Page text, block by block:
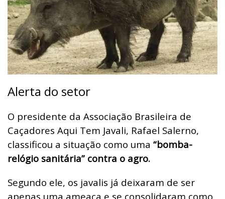
Alerta do setor
O presidente da Associação Brasileira de
Caçadores Aqui Tem Javali, Rafael Salerno,
classificou a situação como uma “bomba-
relógio sanitária” contra o agro.
Segundo ele, os javalis já deixaram de ser
apenas uma ameaça e se consolidaram como